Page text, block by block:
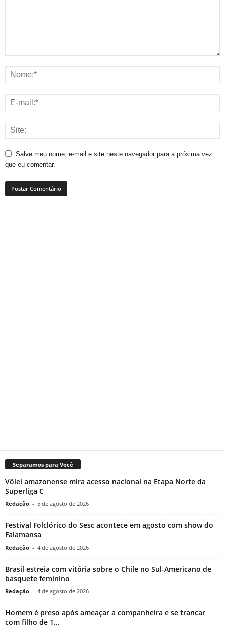
Salve meu nome, e-mail e site neste navegador para a próxima vez
que eu comentar.
Separamos para Você
Vôlei amazonense mira acesso nacional na Etapa Norte da
Superliga C
Redação - 5 de agosto de 2026
Festival Folclórico do Sesc acontece em agosto com show do
Falamansa
Redação - 4 de agosto de 2026
Brasil estreia com vitória sobre o Chile no Sul-Americano de
basquete feminino
Redação - 4 de agosto de 2026
Homem é preso após ameaçar a companheira e se trancar
com filho de 1...